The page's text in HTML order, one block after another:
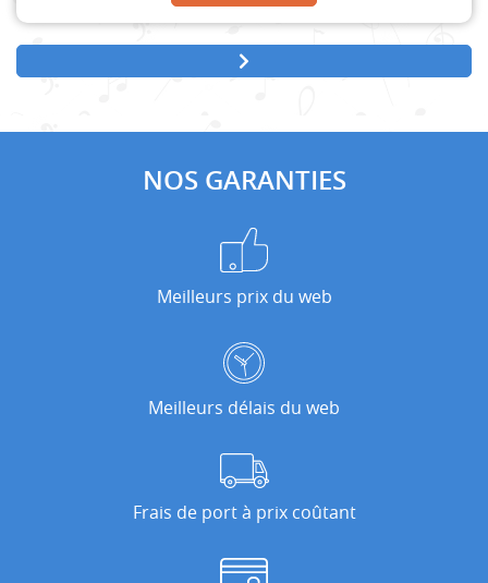
NOS GARANTIES
Meilleurs prix du web
Meilleurs délais du web
Frais de port à prix coûtant